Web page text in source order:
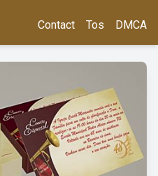
Contact Tos DMCA